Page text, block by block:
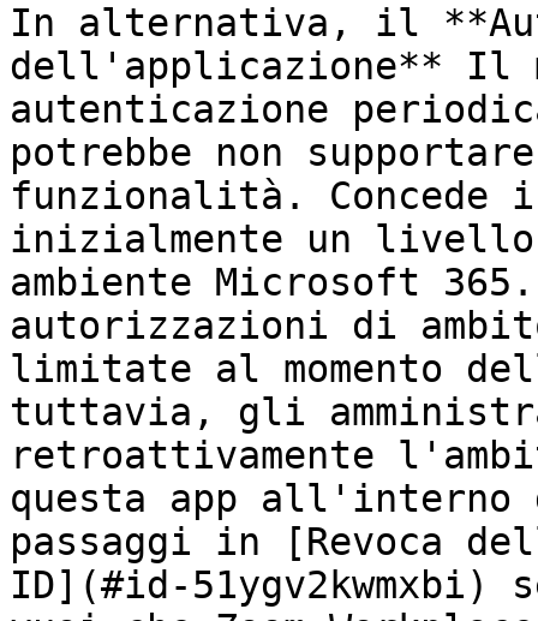
In alternativa, il
dell'applicazione** Il
autenticazione
potrebbe non
funzionalità. Concede
inizialmente un livello
ambiente Microsoft
autorizzazioni di
limitate al momento
tuttavia, gli
retroattivamente
questa app all'interno
passaggi in [Revoca
ID](#id-51ygv2kwmxbi)